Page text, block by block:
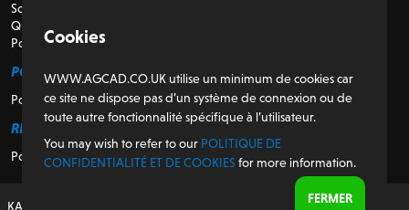
Soutien
Qui sommes-nous
Pour les revendeurs
POUR LES CLIENTS
Portail client
RÉGULATEUR
Politique de confidentialité et de cookies
KASEMAKE, conçu et développé au Royaume-Uni
Cookies
WWW.AGCAD.CO.UK utilise un minimum de cookies car
ce site ne dispose pas d’un système de connexion ou de
toute autre fonctionnalité spécifique à l’utilisateur.
You may wish to refer to our POLITIQUE DE
CONFIDENTIALITÉ ET DE COOKIES for more information.
FERMER